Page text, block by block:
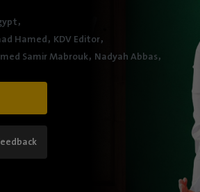
,
Hamed, KDV Editor,
Samir Mabrouk, Nadyah Abbas,